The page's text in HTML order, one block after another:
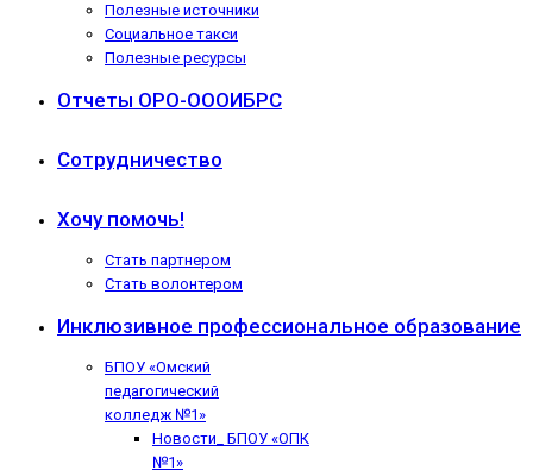
Полезные источники
Социальное такси
Полезные ресурсы
Отчеты ОРО-ОООИБРС
Сотрудничество
Хочу помочь!
Стать партнером
Стать волонтером
Инклюзивное профессиональное образование
БПОУ «Омский
педагогический
колледж №1»
Новости_ БПОУ «ОПК
№1»